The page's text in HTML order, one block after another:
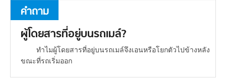
คำถาม
ผู้โดยสารที่อยู่บนรถเมล์?
ทำไมผู้โดยสารที่อยู่บนรถเมล์จึงเอนหรือโยกตัวไปข้างหลัง
ขณะที่รถเริ่มออก